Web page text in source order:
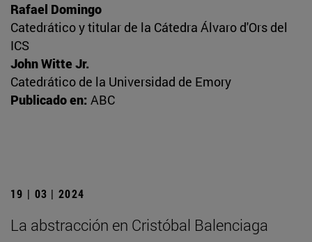
Rafael Domingo
Catedrático y titular de la Cátedra Álvaro d'Ors del
ICS
John Witte Jr.
Catedrático de la Universidad de Emory
Publicado en: ABC
19 | 03 | 2024
La abstracción en Cristóbal Balenciaga